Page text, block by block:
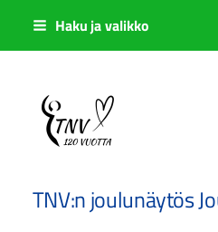
Siirry
sisältöön
Haku ja valikko
Sivuston etusivulle
TNV:n joulunäytös